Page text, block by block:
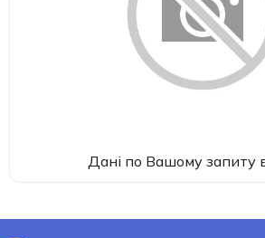
Дані по Вашому запиту